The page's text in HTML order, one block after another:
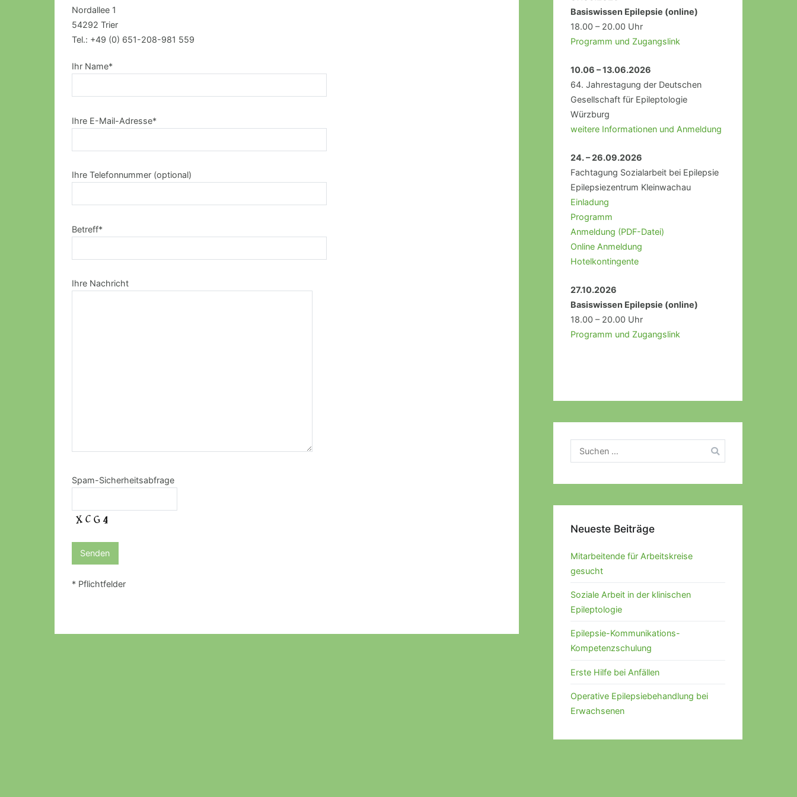
Nordallee 1
54292 Trier
Tel.: +49 (0) 651-208-981 559
Ihr Name*
Ihre E-Mail-Adresse*
Ihre Telefonnummer (optional)
Betreff*
Ihre Nachricht
Spam-Sicherheitsabfrage
* Pflichtfelder
Basiswissen Epilepsie (online)
18.00 – 20.00 Uhr
Programm und Zugangslink
10.06 – 13.06.2026
64. Jahrestagung der Deutschen
Gesellschaft für Epileptologie
Würzburg
weitere Informationen und Anmeldung
24. – 26.09.2026
Fachtagung Sozialarbeit bei Epilepsie
Epilepsiezentrum Kleinwachau
Einladung
Programm
Anmeldung (PDF-Datei)
Online Anmeldung
Hotelkontingente
27.10.2026
Basiswissen Epilepsie (online)
18.00 – 20.00 Uhr
Programm und Zugangslink
Suchen
nach:
Neueste Beiträge
Mitarbeitende für Arbeitskreise
gesucht
Soziale Arbeit in der klinischen
Epileptologie
Epilepsie-Kommunikations-
Kompetenzschulung
Erste Hilfe bei Anfällen
Operative Epilepsiebehandlung bei
Erwachsenen